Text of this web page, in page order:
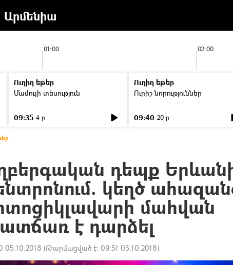
Արմենիա
01:00 02:00
Ուղիղ եթեր
Մամուլի տեսություն
09:35 4 ր
Ուղիղ եթեր
Ուրիշ նորություններ
09:40 20 ր
դեպք
կեղծ
մահվան
է դարձել
05.10.2018 (Թարմացված է: 09:51 05.10.2018)